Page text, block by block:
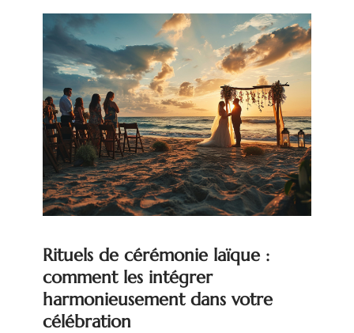
Rituels de cérémonie laïque :
comment les intégrer
harmonieusement dans votre
célébration